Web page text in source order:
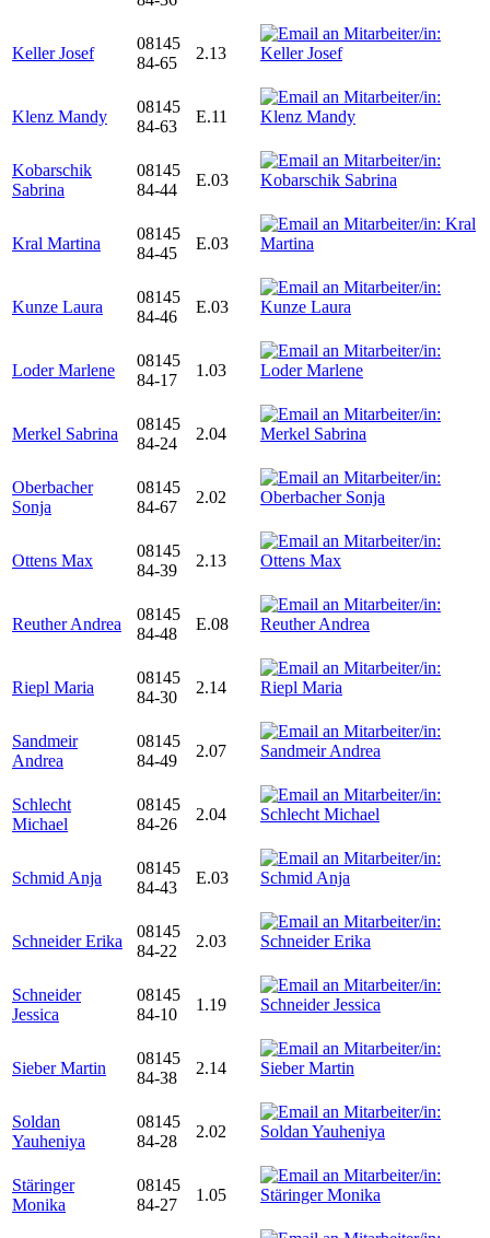
Keller Josef
08145
84-65
2.13
Klenz Mandy
08145
84-63
E.11
Kobarschik
Sabrina
08145
84-44
E.03
Kral Martina
08145
84-45
E.03
Kunze Laura
08145
84-46
E.03
Loder Marlene
08145
84-17
1.03
Merkel Sabrina
08145
84-24
2.04
Oberbacher
Sonja
08145
84-67
2.02
Ottens Max
08145
84-39
2.13
Reuther Andrea
08145
84-48
E.08
Riepl Maria
08145
84-30
2.14
Sandmeir
Andrea
08145
84-49
2.07
Schlecht
Michael
08145
84-26
2.04
Schmid Anja
08145
84-43
E.03
Schneider Erika
08145
84-22
2.03
Schneider
Jessica
08145
84-10
1.19
Sieber Martin
08145
84-38
2.14
Soldan
Yauheniya
08145
84-28
2.02
Stäringer
Monika
08145
84-27
1.05